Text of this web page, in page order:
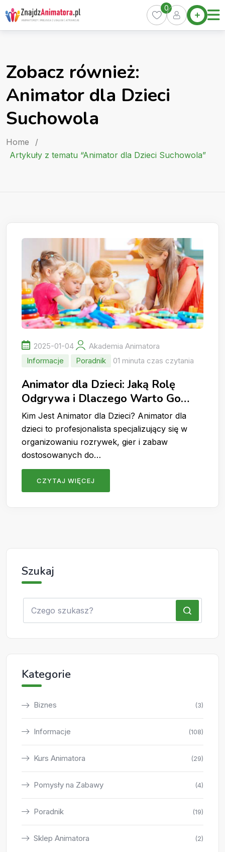
Skip
to
content
Home
Oferty
Kurs
0
Zobacz również:
Animator dla Dzieci
Suchowola
Home
/
Artykuły z tematu “Animator dla Dzieci Suchowola”
2025-01-04
Akademia Animatora
Informacje
Poradnik 01 minuta czas czytania
Animator dla Dzieci: Jaką Rolę
Odgrywa i Dlaczego Warto Go
Wynająć?
Kim Jest Animator dla Dzieci? Animator dla
dzieci to profesjonalista specjalizujący się w
organizowaniu rozrywek, gier i zabaw
dostosowanych do…
CZYTAJ WIĘCEJ
Szukaj
Kategorie
Biznes (3)
Informacje (108)
Kurs Animatora (29)
Pomysły na Zabawy (4)
Poradnik (19)
Sklep Animatora (2)